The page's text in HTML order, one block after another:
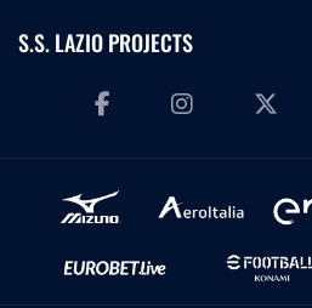
S.S. LAZIO PROJECTS